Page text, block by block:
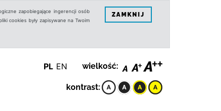
zapobiegające ingerencji osób
cookies były zapisywane na Twoim
ZAMKNIJ
PL EN wielkość:
kontrast: